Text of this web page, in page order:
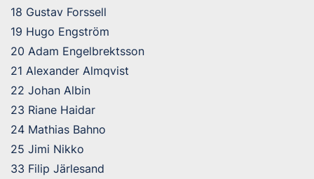
18 Gustav Forssell
19 Hugo Engström
20 Adam Engelbrektsson
21 Alexander Almqvist
22 Johan Albin
23 Riane Haidar
24 Mathias Bahno
25 Jimi Nikko
33 Filip Järlesand